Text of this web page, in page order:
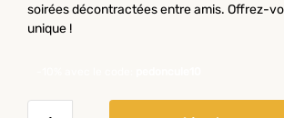
soirées décontractées entre amis. Offrez-
unique !